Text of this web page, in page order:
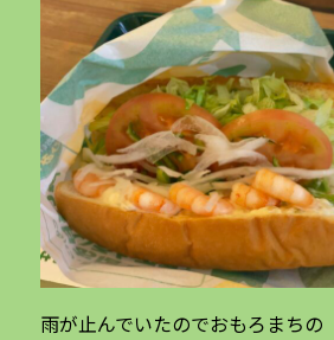
雨が止んでいたのでおもろまちの